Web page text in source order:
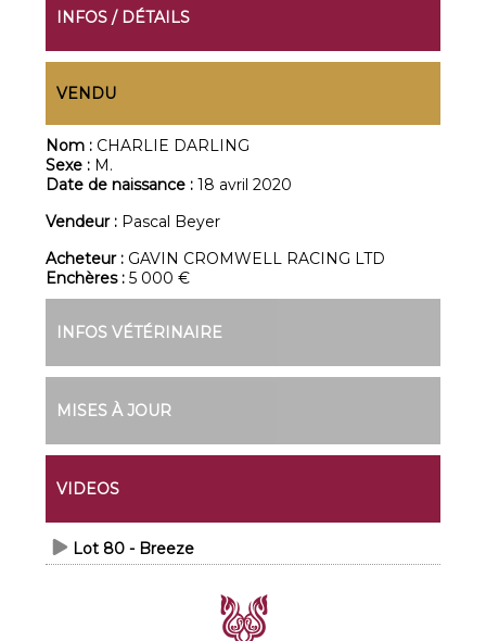
INFOS / DÉTAILS
VENDU
Nom : CHARLIE DARLING
Sexe : M.
Date de naissance :18 avril 2020
Vendeur : Pascal Beyer
Acheteur : GAVIN CROMWELL RACING LTD
Enchères :5 000 €
INFOS VÉTÉRINAIRE
MISES À JOUR
VIDEOS
Lot 80 - Breeze